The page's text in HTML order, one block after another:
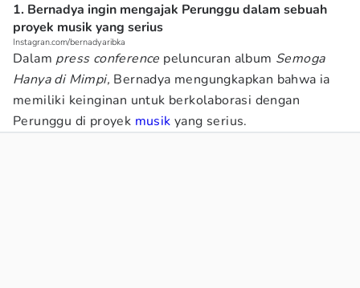
1. Bernadya ingin mengajak Perunggu dalam sebuah
proyek musik yang serius
Instagran.com/bernadyaribka
Dalam press conference peluncuran album Semoga
Hanya di Mimpi, Bernadya mengungkapkan bahwa ia
memiliki keinginan untuk berkolaborasi dengan
Perunggu di proyek musik yang serius.